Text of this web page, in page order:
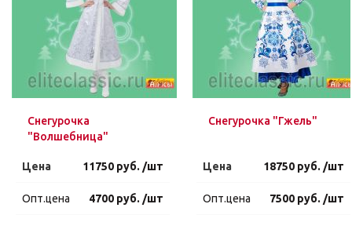
Снегурочка
"Волшебница"
Цена 11750 руб. /шт
Опт.цена 4700 руб. /шт
Снегурочка "Гжель"
Цена 18750 руб. /шт
Опт.цена 7500 руб. /шт